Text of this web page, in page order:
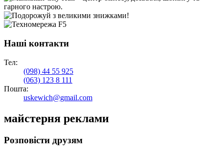
Наші контакти
Тел:
(098) 44 55 925
(063) 123 8 111
Пошта:
uskewich@gmail.com
майстерня реклами
Розповісти друзям